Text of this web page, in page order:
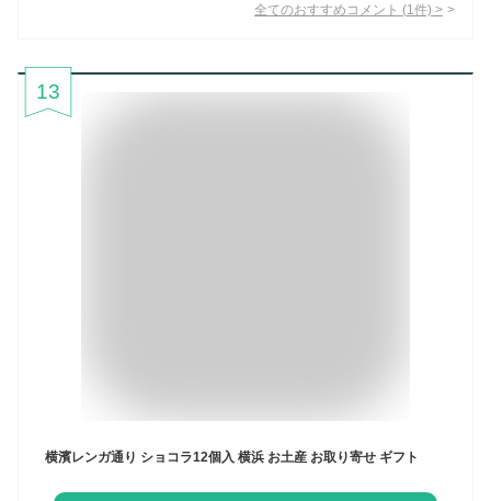
全てのおすすめコメント (1 件) >
13
横濱レンガ通り ショコラ12個入 横浜 お土産 お取り寄せ ギフト